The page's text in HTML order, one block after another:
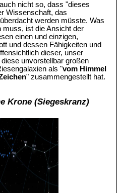
nicht so, dass "dieses
Wissenschaft, das
werden müsste. Was
muss, ist die Ansicht der
einen und einzigen,
und dessen Fähigkeiten und
dieser, unser
unvorstellbar großen
als "vom Himmel
" zusammengestellt hat.
Krone (Siegeskranz)